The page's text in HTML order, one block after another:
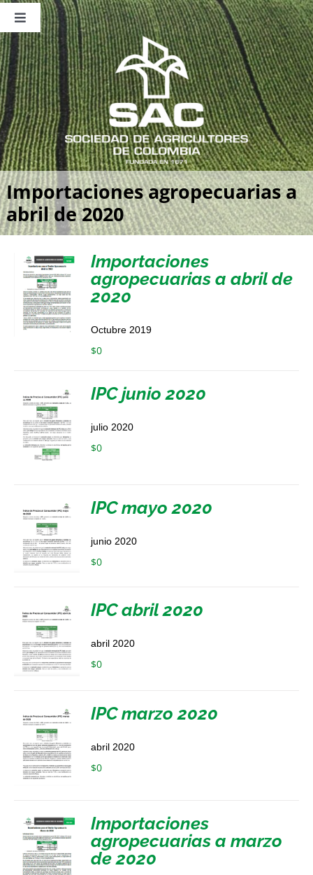
Saltar
contenido
Toggle
Navigation
Nosotros
Publicaciones
Sala de Prensa
Eventos
Importaciones agropecuarias a
abril de 2020
Importaciones
agropecuarias a abril de
2020
Octubre 2019
$0
IPC junio 2020
julio 2020
$0
IPC mayo 2020
junio 2020
$0
IPC abril 2020
abril 2020
$0
IPC marzo 2020
abril 2020
$0
Importaciones
agropecuarias a marzo
de 2020